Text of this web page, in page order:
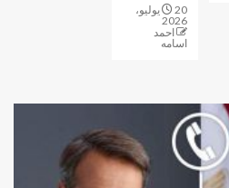
20 يوليو،
2026
احمد
اسامه